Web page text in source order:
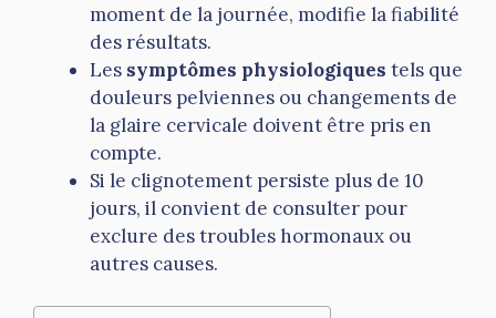
moment de la journée, modifie la fiabilité
des résultats.
Les symptômes physiologiques tels que
douleurs pelviennes ou changements de
la glaire cervicale doivent être pris en
compte.
Si le clignotement persiste plus de 10
jours, il convient de consulter pour
exclure des troubles hormonaux ou
autres causes.